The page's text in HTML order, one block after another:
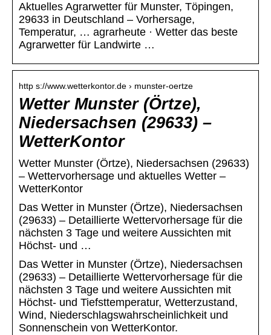
Aktuelles Agrarwetter für Munster, Töpingen,
29633 in Deutschland – Vorhersage,
Temperatur, … agrarheute · Wetter das beste
Agrarwetter für Landwirte …
http s://www.wetterkontor.de › munster-oertze
Wetter Munster (Örtze),
Niedersachsen (29633) –
WetterKontor
Wetter Munster (Örtze), Niedersachsen (29633)
– Wettervorhersage und aktuelles Wetter –
WetterKontor
Das Wetter in Munster (Örtze), Niedersachsen
(29633) – Detaillierte Wettervorhersage für die
nächsten 3 Tage und weitere Aussichten mit
Höchst- und …
Das Wetter in Munster (Örtze), Niedersachsen
(29633) – Detaillierte Wettervorhersage für die
nächsten 3 Tage und weitere Aussichten mit
Höchst- und Tiefsttemperatur, Wetterzustand,
Wind, Niederschlagswahrscheinlichkeit und
Sonnenschein von WetterKontor.